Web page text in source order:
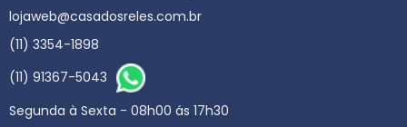
lojaweb@casadosreles.com.br
(11) 3354-1898
(11) 91367-5043
Segunda à Sexta - 08h00 ás 17h30